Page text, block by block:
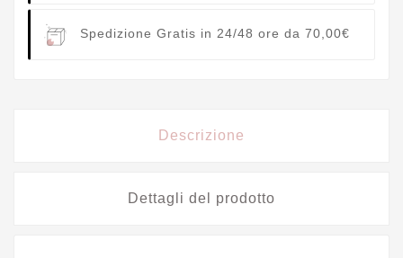
Spedizione Gratis in 24/48 ore da 70,00€
Descrizione
Dettagli del prodotto